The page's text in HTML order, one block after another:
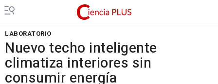
LABORATORIO
Nuevo techo inteligente
climatiza interiores sin
consumir energía